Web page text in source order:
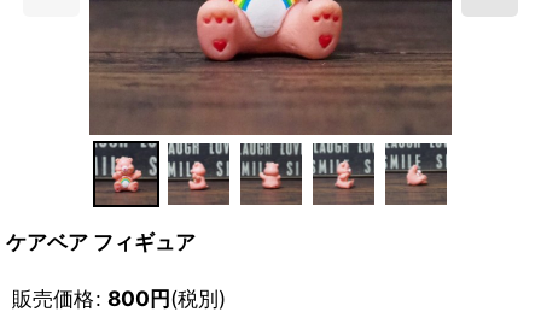
ケアベア フィギュア
販売価格: 800円(税別)